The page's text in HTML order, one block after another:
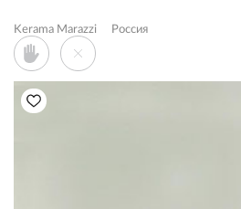
Kerama Marazzi Россия